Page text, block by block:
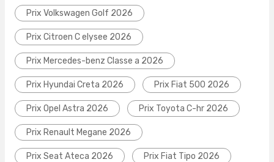
Prix Volkswagen Golf 2026
Prix Citroen C elysee 2026
Prix Mercedes-benz Classe a 2026
Prix Hyundai Creta 2026 Prix Fiat 500 2026
Prix Opel Astra 2026 Prix Toyota C-hr 2026
Prix Renault Megane 2026
Prix Seat Ateca 2026 Prix Fiat Tipo 2026